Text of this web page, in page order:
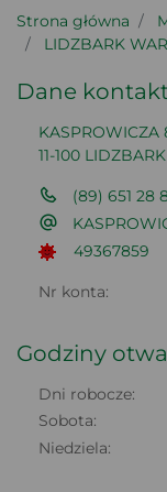
Strona główna
LIDZBARK
Dane
KASPROWICZA
11-100
(89) 651 28
49367859
Nr konta:
Godziny
Dni robocze:
Sobota:
Niedziela: